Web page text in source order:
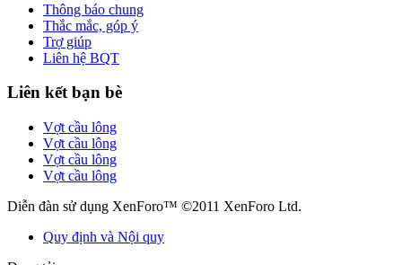
Thông báo chung
Thắc mắc, góp ý
Trợ giúp
Liên hệ BQT
Liên kết bạn bè
Vợt cầu lông
Vợt cầu lông
Vợt cầu lông
Vợt cầu lông
Diễn đàn sử dụng XenForo™ ©2011 XenForo Ltd.
Quy định và Nội quy